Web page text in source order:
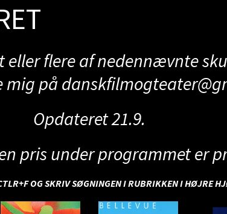
eller flere af nedennævnte
mig på
Opdateret 21.9.
pris under programmet er
OG SKRIV SØGNINGEN I RUBRIKKEN I HØJRE